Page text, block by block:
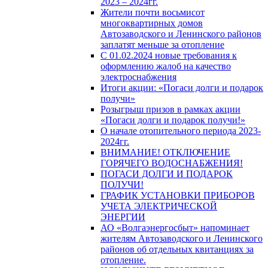
Жители почти восьмисот
многоквартирных домов
Автозаводского и Ленинского районов
заплатят меньше за отопление
С 01.02.2024 новые требования к
оформлению жалоб на качество
электроснабжения
Итоги акции: «Погаси долги и подарок
получи»
Розыгрыш призов в рамках акции
«Погаси долги и подарок получи!»
О начале отопительного периода 2023-
2024гг.
ВНИМАНИЕ! ОТКЛЮЧЕНИЕ
ГОРЯЧЕГО ВОДОСНАБЖЕНИЯ!
ПОГАСИ ДОЛГИ И ПОДАРОК
ПОЛУЧИ!
ГРАФИК УСТАНОВКИ ПРИБОРОВ
УЧЕТА ЭЛЕКТРИЧЕСКОЙ
ЭНЕРГИИ
АО «Волгаэнергосбыт» напоминает
жителям Автозаводского и Ленинского
районов об отдельных квитанциях за
отопление.